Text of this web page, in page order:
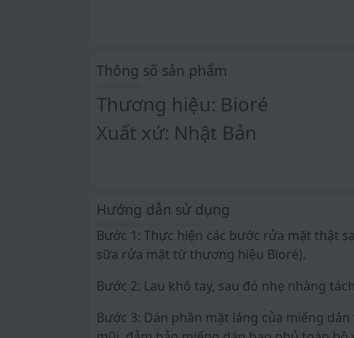
Bioré luôn cố gắng đáp ứng những nhu
màng cho các chị em phụ nữ. Với
thực vật.
Powder, Water, Glycerin, Polyquaternium-
Dimethicone, Methylparaben, SIlica, PEG-
cánh mũi. Các hoạt chất than hoạt tính
tăng khả năng làm sạch nhờn gấp 3 lần
Bên cạnh đó, dưỡng chất từ cây Phỉ có
hằng ngày.
Miếng Dán Mũi Lột Mụn Than Hoạt Tính
Thông số sản phẩm
Thương hiệu: Bioré
Xuất xứ: Nhật Bản
Hướng dẫn sử dụng
Bước 1: Thực hiện các bước rửa mặt thật
sữa rửa mặt từ thương hiệu Bioré).
Bước 2: Lau khô tay, sau đó nhẹ nhàng
Bước 3: Dán phần mặt láng của miếng